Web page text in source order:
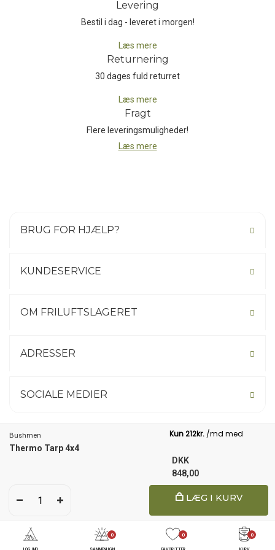
0 0 0
Bushmen
Thermo Tarp 4x4
DKK
848,00
LÆG I KURV
transportmidler såsom kano, bil eller cykel. Den store overflade og
unikke dobbelte rygning gør det muligt at sove komfortabelt i to
måder, hvilket giver beskyttelse og komfort i enhver situation. Ved
at udnytte omgivelserne, såsom træer, klipper eller endda
køretøjer, kan man skabe et tilpasset ly, der opfylder specifikke
behov og passer til de aktuelle vejrforhold.
Samlet set tilbyder Bushmen's Thermo Tarp 4×4 en fremragende
kombination af holdbarhed, funktionalitet og termisk beskyttelse,
Levering
Bestil i dag - leveret i morgen!
Læs mere
Returnering
30 dages fuld returret
Læs mere
Fragt
Flere leveringsmuligheder!
Læs mere
BRUG FOR HJÆLP?
KUNDESERVICE
OM FRILUFTSLAGERET
ADRESSER
SOCIALE MEDIER
Not your country? Click here.
1